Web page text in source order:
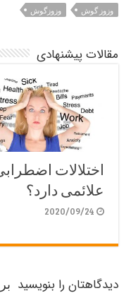
وزوز گوش
وزوزگوش
مقالات پیشنهادی
اختلالات
علائمی دارد؟
2020/09/24
دیدگاهتان را بنویسید